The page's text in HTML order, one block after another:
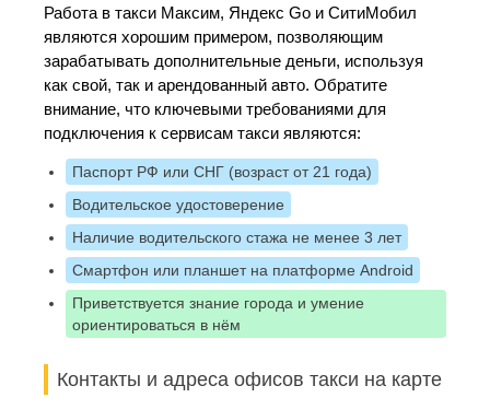
Работа в такси Максим, Яндекс Go и СитиМобил
являются хорошим примером, позволяющим
зарабатывать дополнительные деньги, используя
как свой, так и арендованный авто. Обратите
внимание, что ключевыми требованиями для
подключения к сервисам такси являются:
Паспорт РФ или СНГ (возраст от 21 года)
Водительское удостоверение
Наличие водительского стажа не менее 3 лет
Смартфон или планшет на платформе Android
Приветствуется знание города и умение
ориентироваться в нём
Контакты и адреса офисов такси на карте